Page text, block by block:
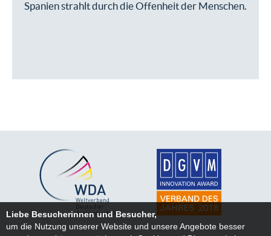
Spanien strahlt durch die Offenheit der Menschen.
Liebe Besucherinnen und Besucher,
um die Nutzung unserer Website und unsere Angebote besser